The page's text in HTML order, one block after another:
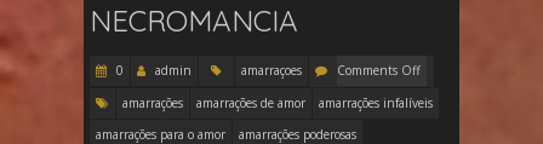
NECROMANCIA
0 admin amarraçoes
Comments Off
amarrações
amarrações de amor
amarrações infalíveis
amarrações para o amor
amarrações poderosas